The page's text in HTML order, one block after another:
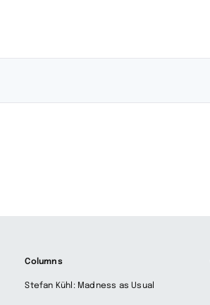
Columns
Stefan Kühl: Madness as Usual